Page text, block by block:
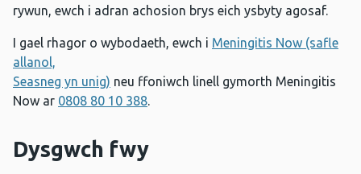
rywun, ewch i adran achosion brys eich ysbyty agosaf.
I gael rhagor o wybodaeth, ewch i Meningitis Now (safle
allanol,
Seasneg yn unig) neu ffoniwch linell gymorth Meningitis
Now ar 0808 80 10 388.
Dysgwch fwy